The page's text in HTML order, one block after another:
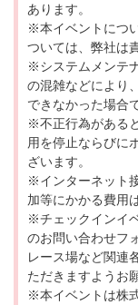
あります。
※本イベントにつ
ついては、弊社は
※システムメンテ
の混雑などにより
できなかった場合
※不正行為がある
用を停止ならびに
ざいます。
※インターネット
加等にかかる費用
※チェックインイ
のお問い合わせフ
レース場など関連
ただきますようお
※本イベントは株